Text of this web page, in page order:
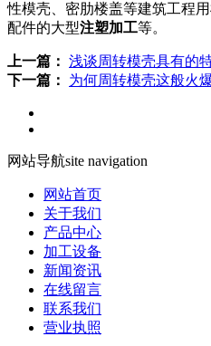
性模壳、密肋楼盖等建筑工程
配件的大型注塑加工等。
上一篇： 浅谈周转模壳具有的
下一篇：
为何周转模壳这般火
网站导航site navigation
网站首页
关于我们
产品中心
加工设备
新闻资讯
在线留言
联系我们
营业执照